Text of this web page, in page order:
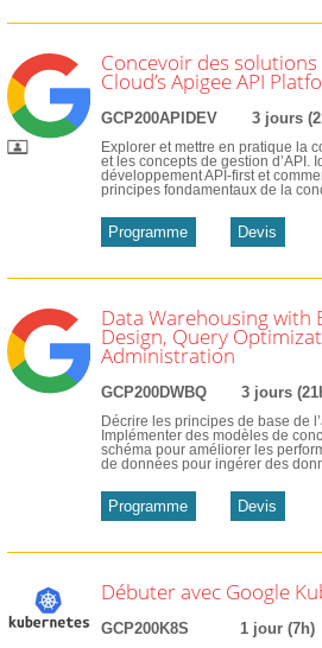
Concevoir des solutions
Cloud’s Apigee API
GCP200APIDEV 3 jours
Explorer et mettre en pratique la
et les concepts de gestion d’API.
développement API-first et
principes fondamentaux de la
Programme Devis
Data Warehousing with
Design, Query
Administration
GCP200DWBQ 3 jours
Décrire les principes de base de
Implémenter des modèles de
schéma pour améliorer les
de données pour ingérer des
Programme Devis
Débuter avec Google
GCP200K8S 1 jour (7h)